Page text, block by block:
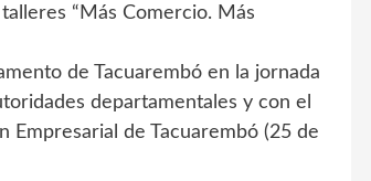
“Más Comercio. Más
de Tacuarembó en la jornada
departamentales y con el
Empresarial de Tacuarembó (25 de